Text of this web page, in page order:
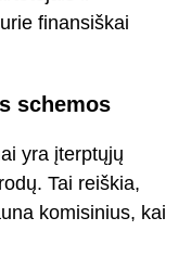
finansiškai
schemos
yra įterptųjų
Tai reiškia,
komisinius, kai